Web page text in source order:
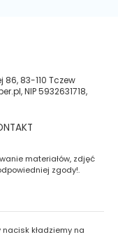
83-110 Tczew
NIP 5932631718,
materiałów, zdjęć
zgody!.
kładziemy na